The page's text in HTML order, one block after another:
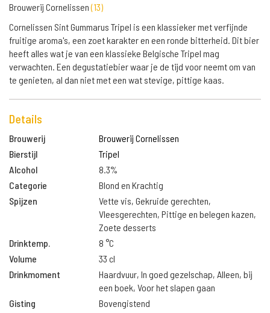
Brouwerij Cornelissen(13)
Cornelissen Sint Gummarus Tripel is een klassieker met verfijnde
fruitige aroma's, een zoet karakter en een ronde bitterheid. Dit bier
heeft alles wat je van een klassieke Belgische Tripel mag
verwachten. Een degustatiebier waar je de tijd voor neemt om van
te genieten, al dan niet met een wat stevige, pittige kaas.
Details
Brouwerij
Brouwerij Cornelissen
Bierstijl
Tripel
Alcohol
8.3%
Categorie
Blond en Krachtig
Spijzen
Vette vis, Gekruide gerechten,
Vleesgerechten, Pittige en belegen kazen,
Zoete desserts
Drinktemp.
8 °C
Volume
33 cl
Drinkmoment
Haardvuur, In goed gezelschap, Alleen, bij
een boek, Voor het slapen gaan
Gisting
Bovengistend